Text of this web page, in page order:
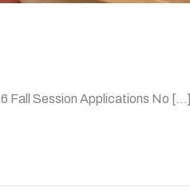
Fall Session Applications No […]